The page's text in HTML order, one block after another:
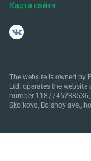
Карта сайта
The website is owned by
Ltd. operates the
number
Skolkovo, Bolshoy ave.,